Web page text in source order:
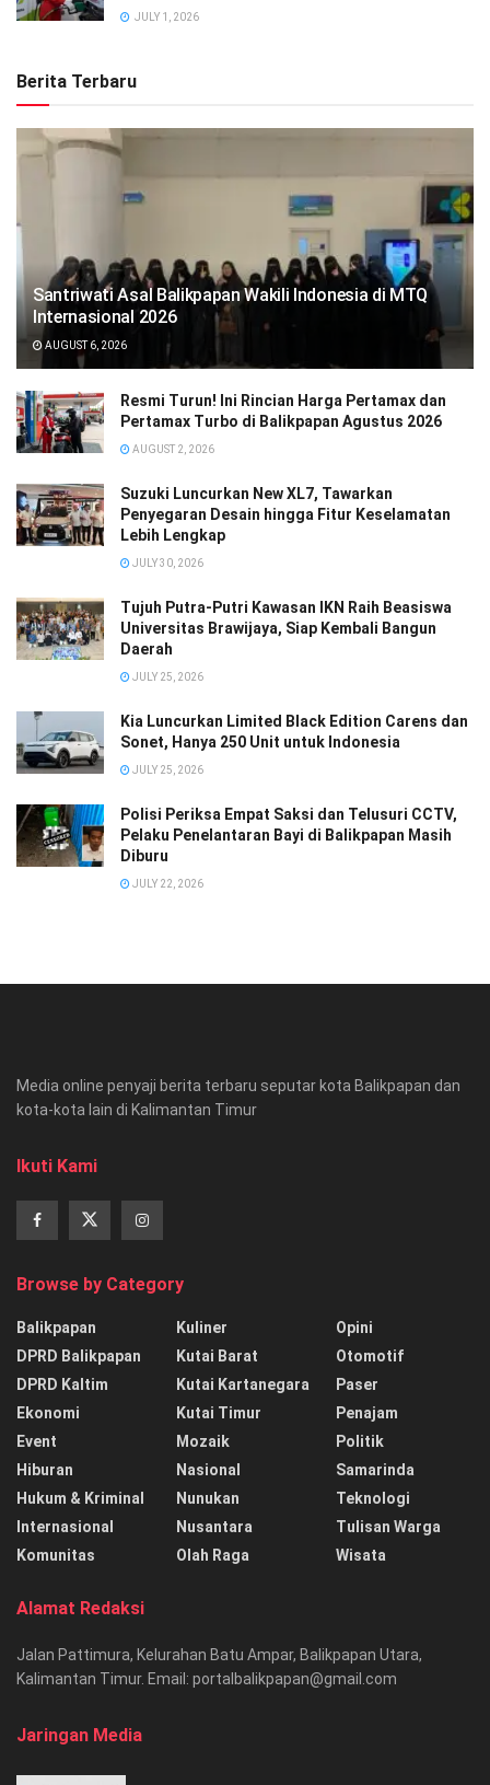
JULY 1, 2026
Berita Terbaru
Santriwati Asal Balikpapan Wakili Indonesia di MTQ
Internasional 2026
AUGUST 6, 2026
Resmi Turun! Ini Rincian Harga Pertamax dan
Pertamax Turbo di Balikpapan Agustus 2026
AUGUST 2, 2026
Suzuki Luncurkan New XL7, Tawarkan
Penyegaran Desain hingga Fitur Keselamatan
Lebih Lengkap
JULY 30, 2026
Tujuh Putra-Putri Kawasan IKN Raih Beasiswa
Universitas Brawijaya, Siap Kembali Bangun
Daerah
JULY 25, 2026
Kia Luncurkan Limited Black Edition Carens dan
Sonet, Hanya 250 Unit untuk Indonesia
JULY 25, 2026
Polisi Periksa Empat Saksi dan Telusuri CCTV,
Pelaku Penelantaran Bayi di Balikpapan Masih
Diburu
JULY 22, 2026
Media online penyaji berita terbaru seputar kota Balikpapan dan
kota-kota lain di Kalimantan Timur
Ikuti Kami
Browse by Category
Balikpapan
DPRD Balikpapan
DPRD Kaltim
Ekonomi
Event
Hiburan
Hukum & Kriminal
Internasional
Komunitas
Kuliner
Kutai Barat
Kutai Kartanegara
Kutai Timur
Mozaik
Nasional
Nunukan
Nusantara
Olah Raga
Opini
Otomotif
Paser
Penajam
Politik
Samarinda
Teknologi
Tulisan Warga
Wisata
Alamat Redaksi
Jalan Pattimura, Kelurahan Batu Ampar, Balikpapan Utara,
Kalimantan Timur. Email: portalbalikpapan@gmail.com
Jaringan Media